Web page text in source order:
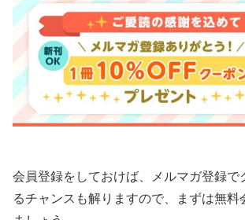
会員登録をしておけば、メルマガ登録で
るチャンスも解りますので、まずは無料